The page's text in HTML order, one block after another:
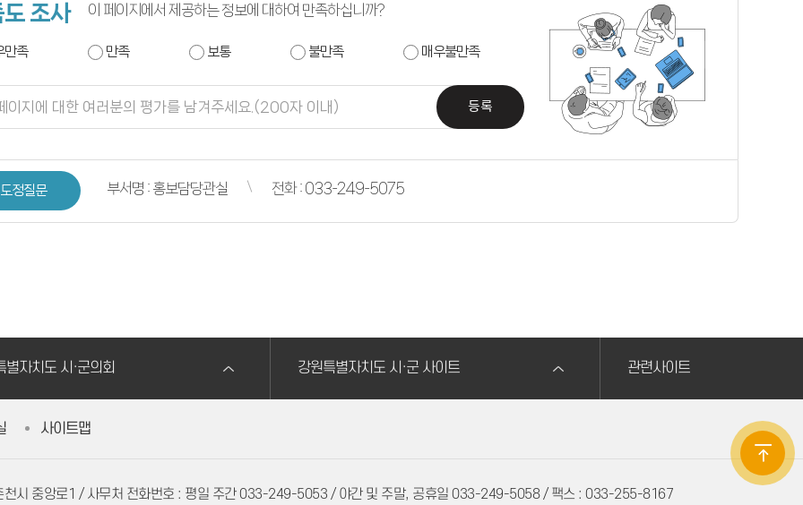
조사 이 페이지에서 제공하는 정보에 대하여 만족하십니까?
만족 만족 보통 불만족 매우불만족
등록
도정질문 부서명 : 홍보담당관실 전화 : 033-249-5075
별자치도 시·군의회 강원특별자치도 시·군 사이트 관련사이트
사이트맵
시 중앙로1 / 사무처 전화번호 : 평일 주간 033-249-5053 / 야간 및 주말, 공휴일 033-249-5058 / 팩스 : 033-255-8167